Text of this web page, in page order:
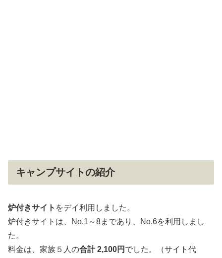
キャンプサイトの紹介
炉付きサイト をデイ利用しました。
炉付きサイトは、No.1～8まであり、No.6を利用しまし
た。
料金は、家族５人の合計 2,100円 でした。（サイト代